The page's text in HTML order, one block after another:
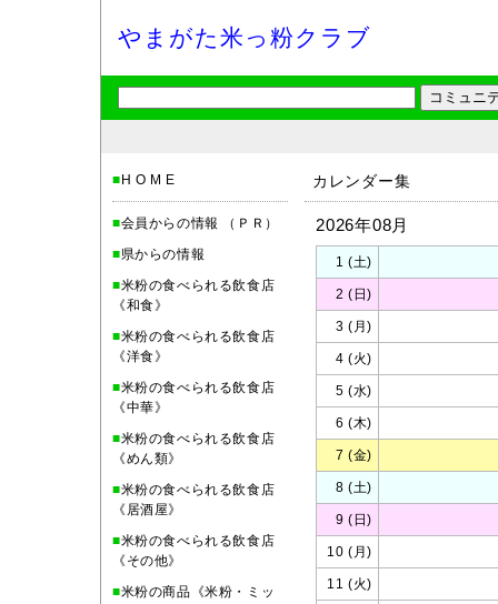
やまがた米っ粉クラブ
■ H O M E
■会員からの情報 （ＰＲ）
■県からの情報
■米粉の食べられる飲食店
《和食》
■米粉の食べられる飲食店
《洋食》
■米粉の食べられる飲食店
《中華》
■米粉の食べられる飲食店
《めん類》
■米粉の食べられる飲食店
《居酒屋》
■米粉の食べられる飲食店
《その他》
■米粉の商品《米粉・ミッ
カレンダー集
2026年08月
1 (土)
2 (日)
3 (月)
4 (火)
5 (水)
6 (木)
7 (金)
8 (土)
9 (日)
10 (月)
11 (火)